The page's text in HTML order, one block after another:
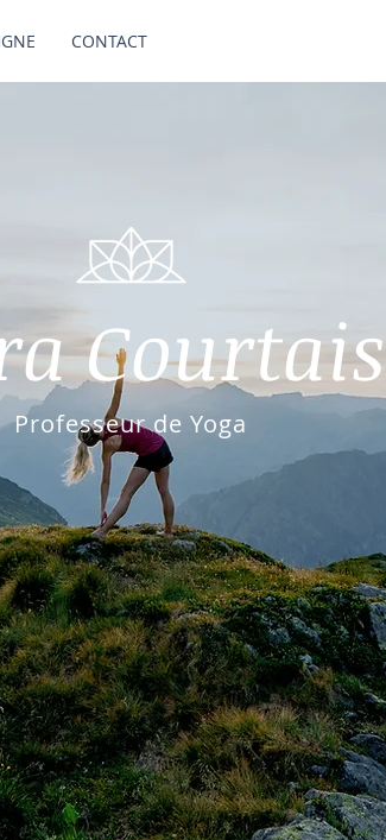
CONTACT
Courtais
Professeur de Yoga